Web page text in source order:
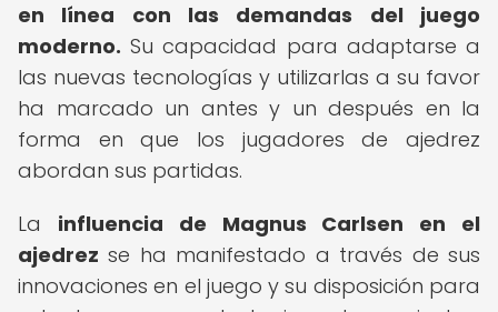
en línea con las demandas del juego
moderno. Su capacidad para adaptarse a
las nuevas tecnologías y utilizarlas a su favor
ha marcado un antes y un después en la
forma en que los jugadores de ajedrez
abordan sus partidas.
La influencia de Magnus Carlsen en el
ajedrez se ha manifestado a través de sus
innovaciones en el juego y su disposición para